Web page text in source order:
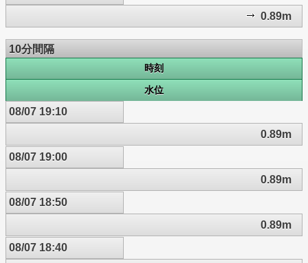
0.89m
10分間隔
時刻
水位
08/07 19:10
0.89m
08/07 19:00
0.89m
08/07 18:50
0.89m
08/07 18:40